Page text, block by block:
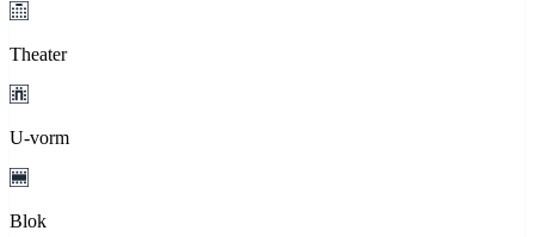
Theater
U-vorm
Blok